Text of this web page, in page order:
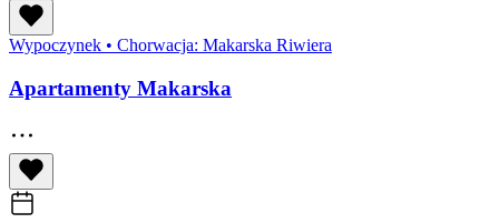
Wypoczynek • Chorwacja: Makarska Riwiera
Apartamenty Makarska